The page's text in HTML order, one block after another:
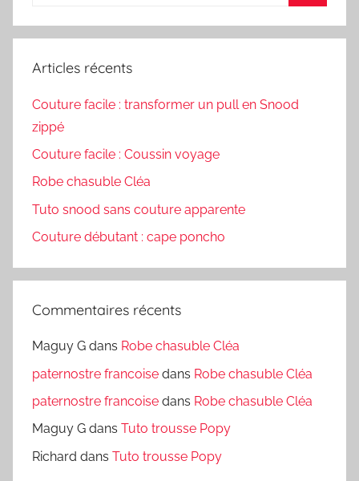
:
Articles récents
Couture facile : transformer un pull en Snood
zippé
Couture facile : Coussin voyage
Robe chasuble Cléa
Tuto snood sans couture apparente
Couture débutant : cape poncho
Commentaires récents
Maguy G dans Robe chasuble Cléa
paternostre francoise dans Robe chasuble Cléa
paternostre francoise dans Robe chasuble Cléa
Maguy G dans Tuto trousse Popy
Richard dans Tuto trousse Popy